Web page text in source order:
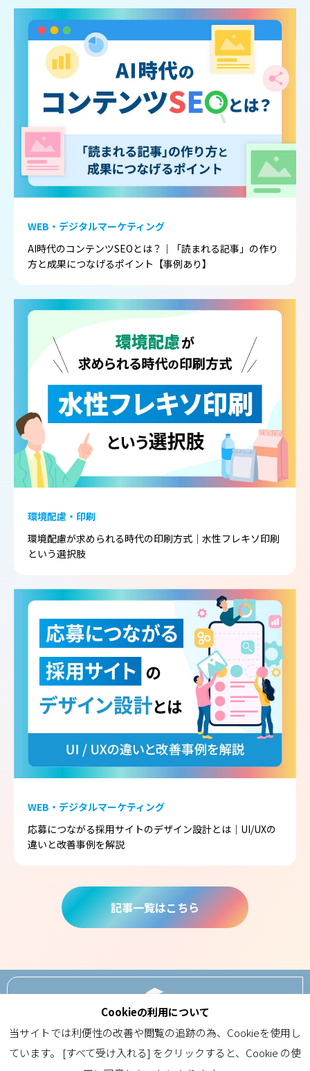
WEB・デジタルマーケティング
AI時代のコンテンツSEOとは？｜「読まれる記事」の作り
方と成果につなげるポイント【事例あり】
環境配慮・印刷
環境配慮が求められる時代の印刷方式｜水性フレキソ印刷
という選択肢
WEB・デジタルマーケティング
応募につながる採用サイトのデザイン設計とは｜UI/UXの
違いと改善事例を解説
記事一覧はこちら
ABOUT
Cookieの利用について
当サイトでは利便性の改善や閲覧の追跡の為、Cookieを使用し
ています。 [すべて受け入れる] をクリックすると、Cookie の使